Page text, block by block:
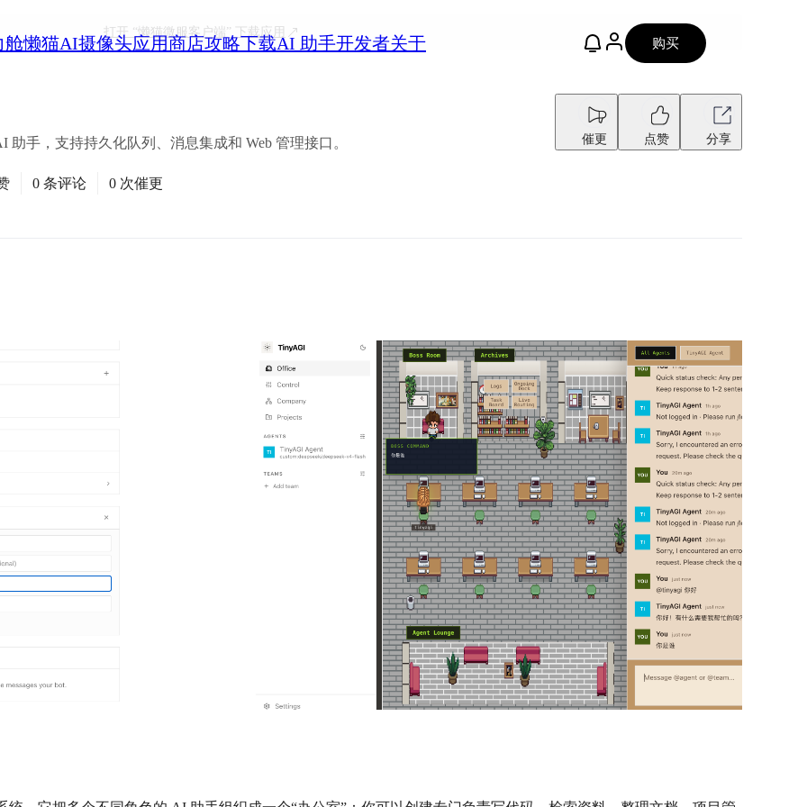
舱懒猫AI摄像头应用商店攻略下载AI 助手开发者关于 购买
打开 “懒猫微服客户端”下载应用
助手，支持持久化队列、消息集成和 Web 管理接口。 催更 点赞 分享
0 条评论 0 次催更